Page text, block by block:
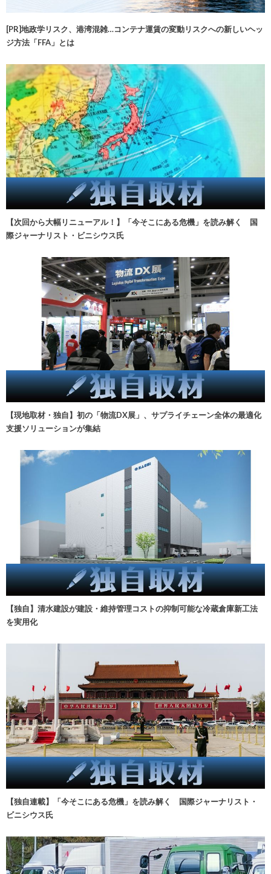
[PR]地政学リスク、港湾混雑…コンテナ運賃の変動リスクへの新しいヘッ
ジ方法「FFA」とは
【次回から大幅リニューアル！】「今そこにある危機」を読み解く 国
際ジャーナリスト・ビニシウス氏
【現地取材・独自】初の「物流DX展」、サプライチェーン全体の最適化
支援ソリューションが集結
【独自】清水建設が建設・維持管理コストの抑制可能な冷蔵倉庫新工法
を実用化
【独自連載】「今そこにある危機」を読み解く 国際ジャーナリスト・
ビニシウス氏